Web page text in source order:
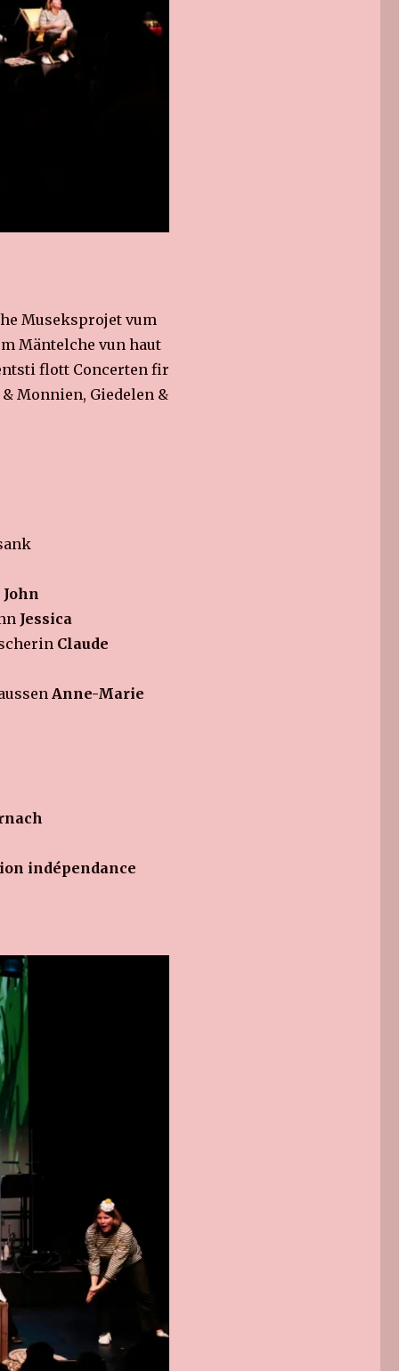
Museksprojet vum
Mäntelche vun haut
flott Concerten fir
Monnien, Giedelen &
John
Jessica
Claude
Anne-Marie
indépendance